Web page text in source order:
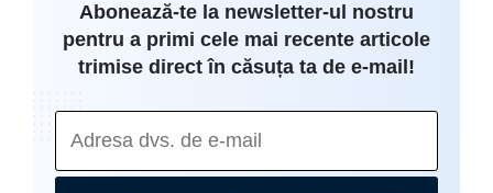
Abonează-te la newsletter-ul nostru
pentru a primi cele mai recente articole
trimise direct în căsuța ta de e-mail!